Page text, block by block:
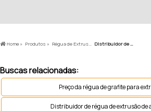
Home » Produtos » Régua de Extrusão » Distribuidor de régua de extrusão de alumínio
Buscas relacionadas:
Preço da régua de grafite para
Distribuidor de régua de extrusão de